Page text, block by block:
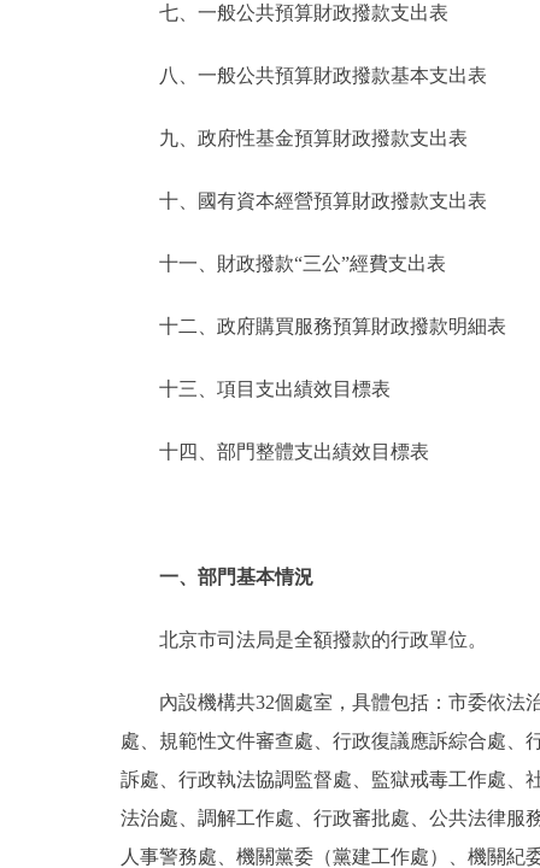
ENGLISH
七、一般公共預算財政撥款支出表
八、一般公共預算財政撥款基本支出表
九、政府性基金預算財政撥款支出表
十、國有資本經營預算財政撥款支出表
十一、財政撥款“三公”經費支出表
十二、政府購買服務預算財政撥款明細表
十三、項目支出績效目標表
十四、部門整體支出績效目標表
一、部門基本情況
北京市司法局是全額撥款的行政單位。
內設機構共32個處室，具體包括：市委依法
處、規範性文件審查處、行政復議應訴綜合處
訴處、行政執法協調監督處、監獄戒毒工作處、
法治處、調解工作處、行政審批處、公共法律服
人事警務處、機關黨委（黨建工作處）、機關